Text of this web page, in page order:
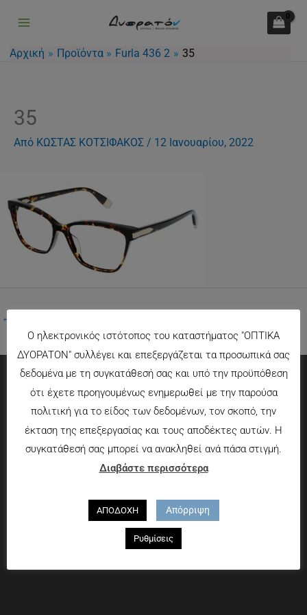
περιεχόμενο
Αρχική Προϊόντα Furla 436 2 35
35
Από ΚΩΣΤΑΣ ΚΟΤΣΙΦΑΚΟΣ / 12 Ιανουαρίου, 2022
←
Πληροφορίες
Τρόποι πληρωμής
Τρόποι αποστολής
Πολιτική επιστροφών
Χαροκόπου 13-15, Αθήνα 176 72
Ο ηλεκτρονικός ιστότοπος του καταστήματος "ΟΠΤΙΚΑ
ΔΥΟΡΑΤΟΝ" συλλέγει και επεξεργάζεται τα προσωπικά σας
δεδομένα με τη συγκατάθεσή σας και υπό την προϋπόθεση
ότι έχετε προηγουμένως ενημερωθεί με την παρούσα
πολιτική για το είδος των δεδομένων, τον σκοπό, την
έκταση της επεξεργασίας και τους αποδέκτες αυτών. Η
συγκατάθεσή σας μπορεί να ανακληθεί ανά πάσα στιγμή.
Διαβάστε περισσότερα
ΑΠΟΔΟΧΗ Απόρριψη
Ρυθμίσεις